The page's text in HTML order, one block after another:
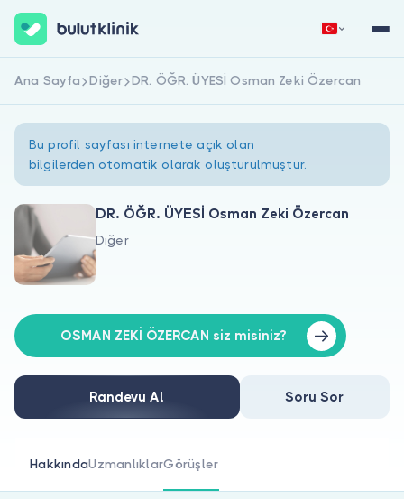
Hakkımızda
Doktorlar için
Doktor musunuz?
Hemen Kaydol Giriş Yap
Ana Sayfa Diğer DR. ÖĞR. ÜYESİ Osman Zeki Özercan
Bu profil sayfası internete açık olan
bilgilerden otomatik olarak oluşturulmuştur.
DR. ÖĞR. ÜYESİ Osman Zeki Özercan
Diğer
OSMAN ZEKİ ÖZERCAN siz misiniz?
Randevu Al Soru Sor
HakkındaUzmanlıklarGörüşler